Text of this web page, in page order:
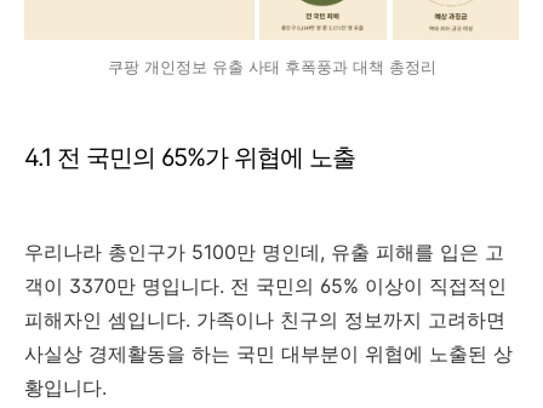
쿠팡 개인정보 유출 사태 후폭풍과 대책 총정리
4.1 전 국민의 65%가 위협에 노출
우리나라 총인구가 5100만 명인데, 유출 피해를 입은 고
객이 3370만 명입니다. 전 국민의 65% 이상이 직접적인
피해자인 셈입니다. 가족이나 친구의 정보까지 고려하면
사실상 경제활동을 하는 국민 대부분이 위협에 노출된 상
황입니다.